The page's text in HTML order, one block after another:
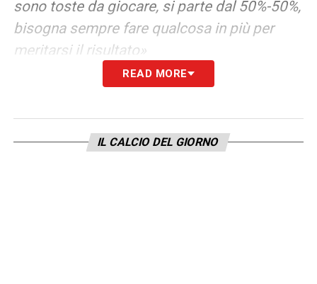
sono toste da giocare, si parte dal 50%-50%,
bisogna sempre fare qualcosa in più per
meritarsi il risultato»
READ MORE
IL CALCIO DEL GIORNO